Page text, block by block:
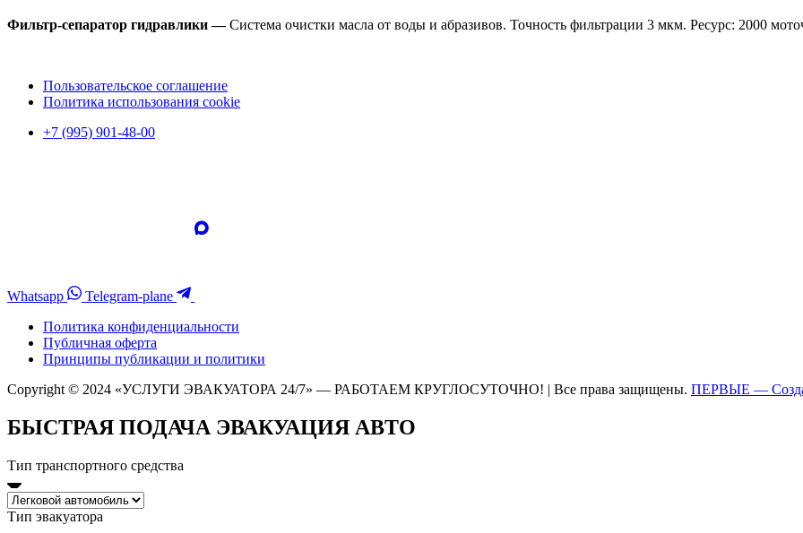
Фильтр-сепаратор гидравлики —Система очистки масла от воды и абразивов. Точность фильтрации 3 мкм. Ресурс: 2000
Пользовательское соглашение
Политика использования cookie
+7 (995) 901-48-00
Whatsapp
Telegram-plane
Политика конфиденциальности
Публичная оферта
Принципы публикации и политики
Copyright © 2024 «УСЛУГИ ЭВАКУАТОРА 24/7» — РАБОТАЕМ КРУГЛОСУТОЧНО! | Все права защищены. ПЕРВЫЕ —
БЫСТРАЯ ПОДАЧА ЭВАКУАЦИЯ АВТО
Тип транспортного средства
Тип эвакуатора